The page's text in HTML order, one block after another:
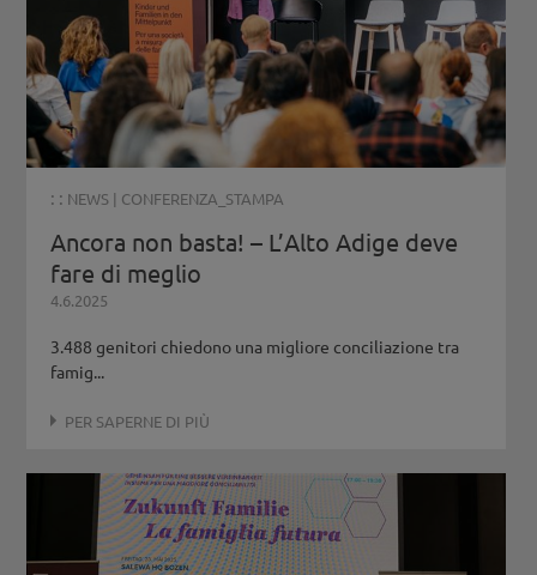
: : NEWS | CONFERENZA_STAMPA
Ancora non basta! – L’Alto Adige deve
fare di meglio
4.6.2025
3.488 genitori chiedono una migliore conciliazione tra
famig...
PER SAPERNE DI PIÙ